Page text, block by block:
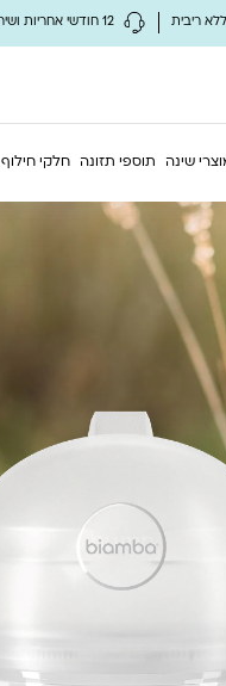
12 חודשי אחריות ושירות לקוחות מלא
שינה תוספי תזונה חלקי חילוף